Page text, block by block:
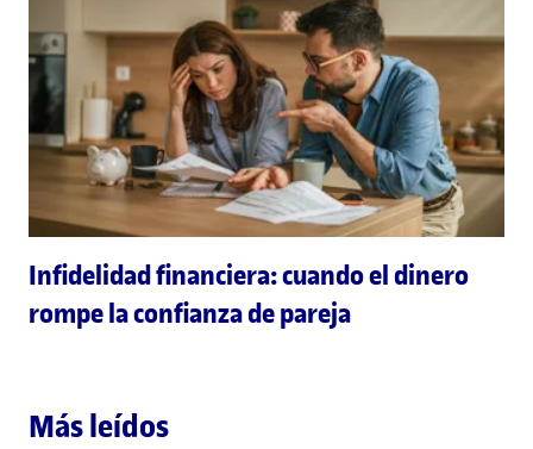
Infidelidad financiera: cuando el dinero
rompe la confianza de pareja
Más leídos